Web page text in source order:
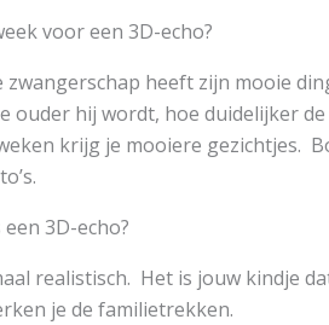
voor een 3D-echo?
zwangerschap heeft zijn mooie
ouder hij wordt, hoe duidelijker
krijg je mooiere gezichtjes.
3D-echo?
realistisch. Het is jouw kindje
je de familietrekken.